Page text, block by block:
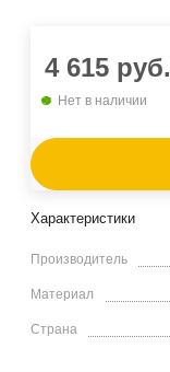
4 615 руб.
Нет в наличии
Характеристики
Производитель
Материал
Страна